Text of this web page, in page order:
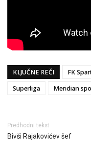
KLJUČNE REČI FK
Superliga
Meridian
Predhodni tekst
Bivši Rajakovićev šef